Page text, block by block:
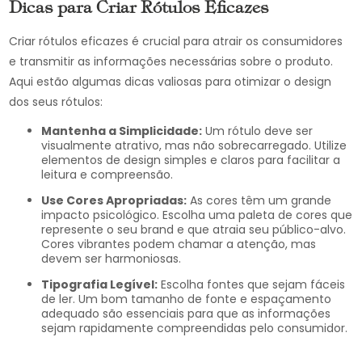
Dicas para Criar Rótulos Eficazes
Criar rótulos eficazes é crucial para atrair os consumidores
e transmitir as informações necessárias sobre o produto.
Aqui estão algumas dicas valiosas para otimizar o design
dos seus rótulos:
Mantenha a Simplicidade: Um rótulo deve ser
visualmente atrativo, mas não sobrecarregado. Utilize
elementos de design simples e claros para facilitar a
leitura e compreensão.
Use Cores Apropriadas: As cores têm um grande
impacto psicológico. Escolha uma paleta de cores que
represente o seu brand e que atraia seu público-alvo.
Cores vibrantes podem chamar a atenção, mas
devem ser harmoniosas.
Tipografia Legível: Escolha fontes que sejam fáceis
de ler. Um bom tamanho de fonte e espaçamento
adequado são essenciais para que as informações
sejam rapidamente compreendidas pelo consumidor.